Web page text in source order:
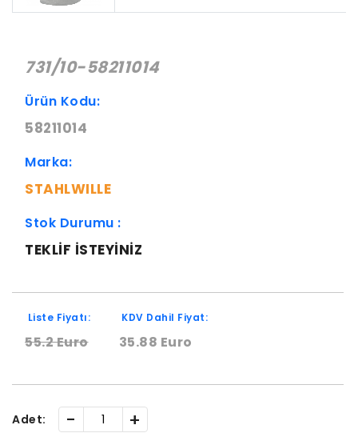
731/10-58211014
Ürün Kodu:
58211014
Marka:
STAHLWILLE
Stok Durumu :
TEKLIF ISTEYINIZ
Liste Fiyatı:
55.2 Euro
KDV Dahil Fiyat:
35.88 Euro
Adet: - +